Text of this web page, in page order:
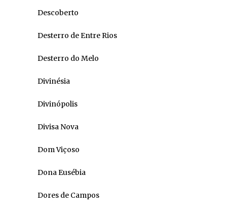
Descoberto
Desterro de Entre Rios
Desterro do Melo
Divinésia
Divinópolis
Divisa Nova
Dom Viçoso
Dona Eusébia
Dores de Campos